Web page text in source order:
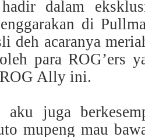
hadir dalam
di
deh acaranya
para ROG’ers
Ally ini.
juga
mupeng mau